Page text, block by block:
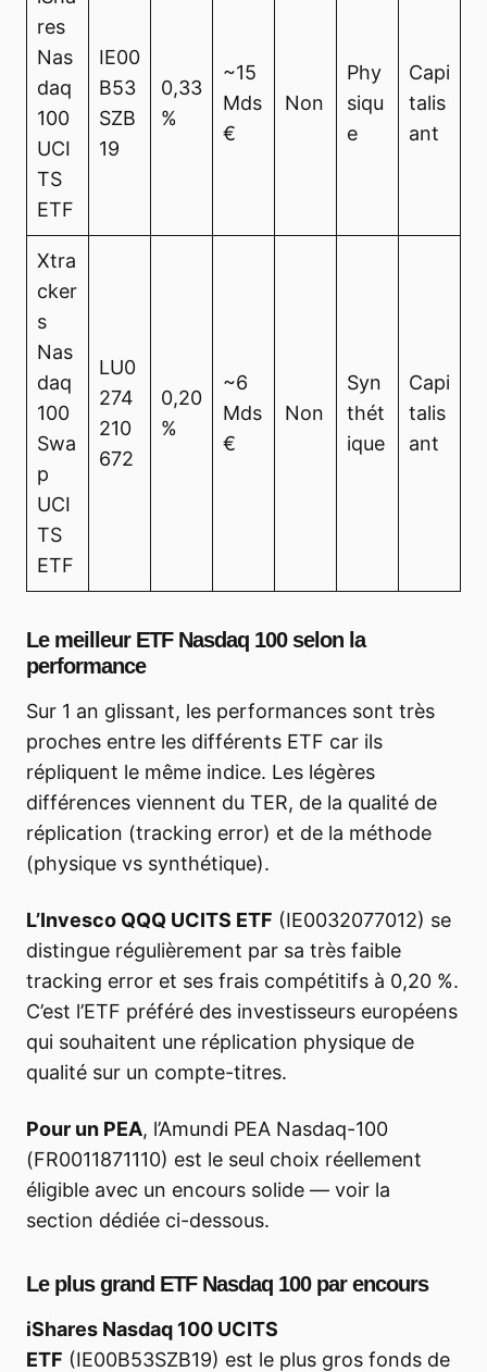
res
Nas
daq
100
UCI
TS
ETF
IE00
B53
SZB
19
0,33
%
~15
Mds
€
Non
Phy
siqu
e
Capi
talis
ant
Xtra
cker
s
Nas
daq
100
Swa
p
UCI
TS
ETF
LU0
274
210
672
0,20
%
~6
Mds
€
Non
Syn
thét
ique
Capi
talis
ant
Le meilleur ETF Nasdaq 100 selon la
performance
Sur 1 an glissant, les performances sont très
proches entre les différents ETF car ils
répliquent le même indice. Les légères
différences viennent du TER, de la qualité de
réplication (tracking error) et de la méthode
(physique vs synthétique).
L’Invesco QQQ UCITS ETF (IE0032077012) se
distingue régulièrement par sa très faible
tracking error et ses frais compétitifs à 0,20 %.
C’est l’ETF préféré des investisseurs européens
qui souhaitent une réplication physique de
qualité sur un compte-titres.
Pour un PEA, l’Amundi PEA Nasdaq-100
(FR0011871110) est le seul choix réellement
éligible avec un encours solide — voir la
section dédiée ci-dessous.
Le plus grand ETF Nasdaq 100 par encours
iShares Nasdaq 100 UCITS
ETF (IE00B53SZB19) est le plus gros fonds de